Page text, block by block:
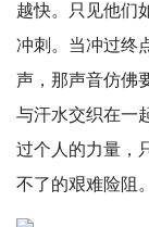
越快。只见他们
冲刺。当冲过终
声，那声音仿佛
与汗水交织在一
过个人的力量，
不了的艰难险阻。